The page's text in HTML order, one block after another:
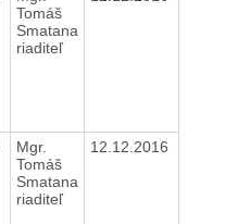
Tomáš
Smatana
riaditeľ
Mgr.
Tomáš
Smatana
riaditeľ
12.12.2016